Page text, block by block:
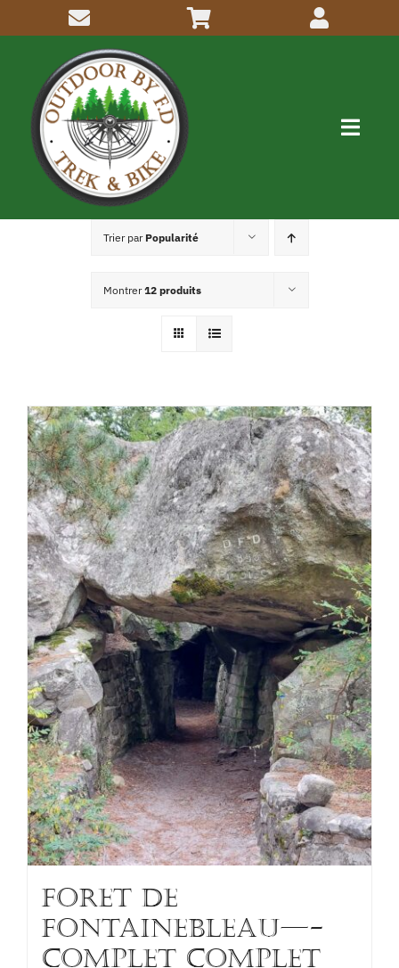
au
contenu
Me connaitre
Trier par Popularité
Montrer12 produits
FORET DE
fontainebleau—-
COMPLET COMPLET